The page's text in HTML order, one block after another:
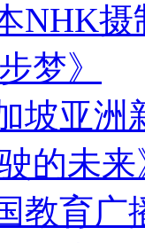
NHK
梦》
坡亚洲
的未来
教育广